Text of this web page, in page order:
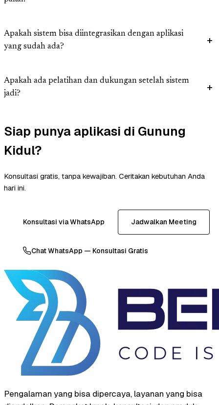
Apakah sistem bisa diintegrasikan dengan aplikasi
yang sudah ada?
Apakah ada pelatihan dan dukungan setelah sistem
jadi?
Siap punya aplikasi di Gunung
Kidul?
Konsultasi gratis, tanpa kewajiban. Ceritakan kebutuhan Anda
hari ini.
Konsultasi via WhatsApp Jadwalkan Meeting
Chat WhatsApp — Konsultasi Gratis
Pengalaman yang bisa dipercaya, layanan yang bisa